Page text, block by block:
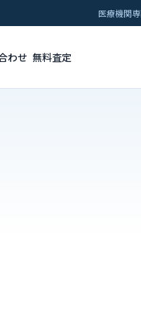
医療機関専
わせ 無料査定